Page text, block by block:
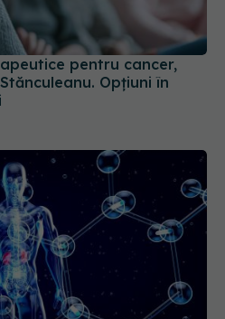
Opțiuni în